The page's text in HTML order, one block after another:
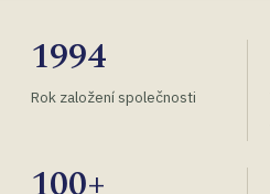
1994
Rok založení společnosti